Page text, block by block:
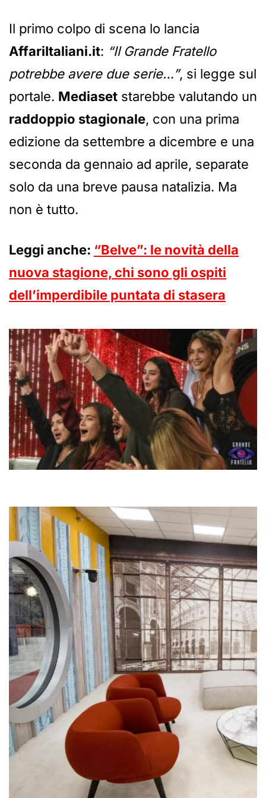
Il primo colpo di scena lo lancia
AffariItaliani.it: “Il Grande Fratello
potrebbe avere due serie…”, si legge sul
portale. Mediaset starebbe valutando un
raddoppio stagionale, con una prima
edizione da settembre a dicembre e una
seconda da gennaio ad aprile, separate
solo da una breve pausa natalizia. Ma
non è tutto.
Leggi anche: “Belve”: le novità della
nuova stagione, chi sono gli ospiti
dell’imperdibile puntata di stasera